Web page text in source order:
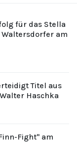
für das Stella
Waltersdorfer am
Titel aus
Haschka
Fight" am